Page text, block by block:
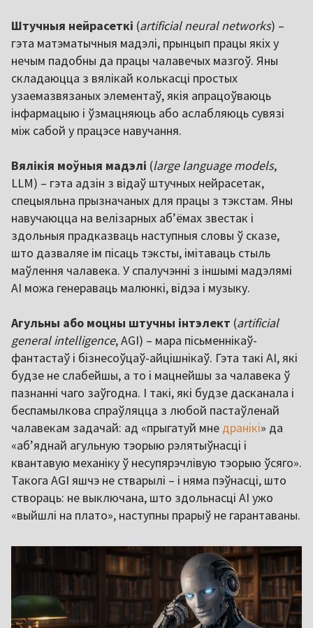
Штучныя нейрасеткі (artificial neural networks) –
гэта матэматычныя мадэлі, прынцып працы якіх у
нечым падобны да працы чалавечых мазгоў. Яны
складаюцца з вялікай колькасці простых
узаемазвязаных элементаў, якія апрацоўваюць
інфармацыю і ўзмацняюць або аслабляюць сувязі
між сабой у працэсе навучання.
Вялікія моўныя мадэлі (large language models,
LLM) – гэта адзін з відаў штучных нейрасетак,
спецыяльна прызначаных для працы з тэкстам. Яны
навучаюцца на велізарных аб’ёмах звестак і
здольныя прадказваць наступныя словы ў сказе,
што дазваляе ім пісаць тэксты, імітаваць стыль
маўлення чалавека. У спалучэнні з іншымі мадэлямі
AI можа генераваць малюнкі, відэа і музыку.
Агульны або моцны штучны інтэлект (artificial
general intelligence, AGI) – мара пісьменнікаў-
фантастаў і бізнесоўцаў-айцішнікаў. Гэта такі AI, які
будзе не слабейшы, а то і мацнейшы за чалавека ў
пазнанні чаго заўгодна. І такі, які будзе дасканала і
беспамылкова спраўляцца з любой пастаўленай
чалавекам задачай: ад «прыгатуй мне дранікі» да
«аб’яднай агульную тэорыю рэлятыўнасці і
квантавую механіку ў несупярэчлівую тэорыю ўсяго».
Такога AGI яшчэ не стварылі – і няма пэўнасці, што
створаць: не выключана, што здольнасці AI ужо
«выйшлі на плато», наступны прарыў не гарантаваны.